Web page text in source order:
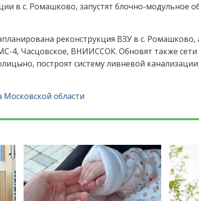
в с. Ромашково, запустят блочно-модульное
реконструкция ВЗУ в с.
4, Часцовское, ВНИИССОК. Обновят также
построят систему ливневой
Московской области